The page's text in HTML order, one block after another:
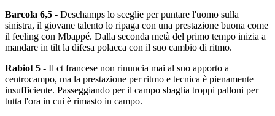
Barcola 6,5 - Deschamps lo sceglie per puntare l'uomo sulla
sinistra, il giovane talento lo ripaga con una prestazione buona come
il feeling con Mbappé. Dalla seconda metà del primo tempo inizia a
mandare in tilt la difesa polacca con il suo cambio di ritmo.
Rabiot 5 - Il ct francese non rinuncia mai al suo apporto a
centrocampo, ma la prestazione per ritmo e tecnica è pienamente
insufficiente. Passeggiando per il campo sbaglia troppi palloni per
tutta l'ora in cui è rimasto in campo.